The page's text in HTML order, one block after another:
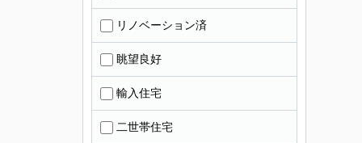
リノベーション済
眺望良好
輸入住宅
二世帯住宅